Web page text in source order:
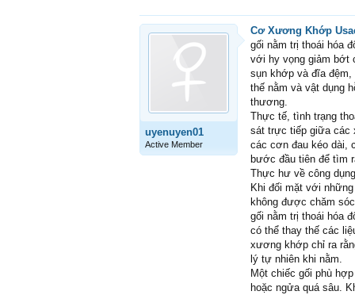
uyenuyen01
Active Member
Cơ Xương Khớp
gối nằm trị thoái hóa
với hy vọng giảm bớt
sụn khớp và đĩa
thế nằm và vật dụng
thương.
Thực tế, tình trạng
sát trực tiếp giữa các
các cơn đau kéo dài,
bước đầu tiên để tìm
Thực hư về công
Khi đối mặt với
không được chăm
gối nằm trị thoái hóa
có thể thay thế các
xương khớp chỉ ra
lý tự nhiên khi nằm.
Một chiếc gối phù
hoặc ngửa quá sâu.